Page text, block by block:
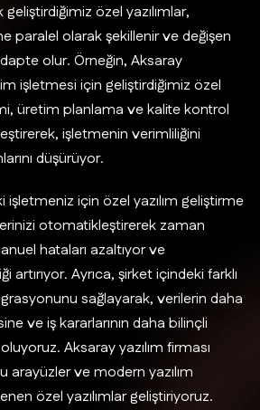
geliştirdiğimiz özel yazılımlar,
paralel olarak şekillenir ve değişen
olur. Örneğin, Aksaray
işletmesi için geliştirdiğimiz özel
üretim planlama ve kalite kontrol
işletmenin verimliliğini
düşürüyor.
için özel yazılım geliştirme
otomatikleştirerek zaman
hataları azaltıyor ve
Ayrıca, şirket içindeki farklı
sağlayarak, verilerin daha
ve iş kararlarının daha bilinçli
Aksaray yazılım firması
arayüzler ve modern yazılım
özel yazılımlar geliştiriyoruz.